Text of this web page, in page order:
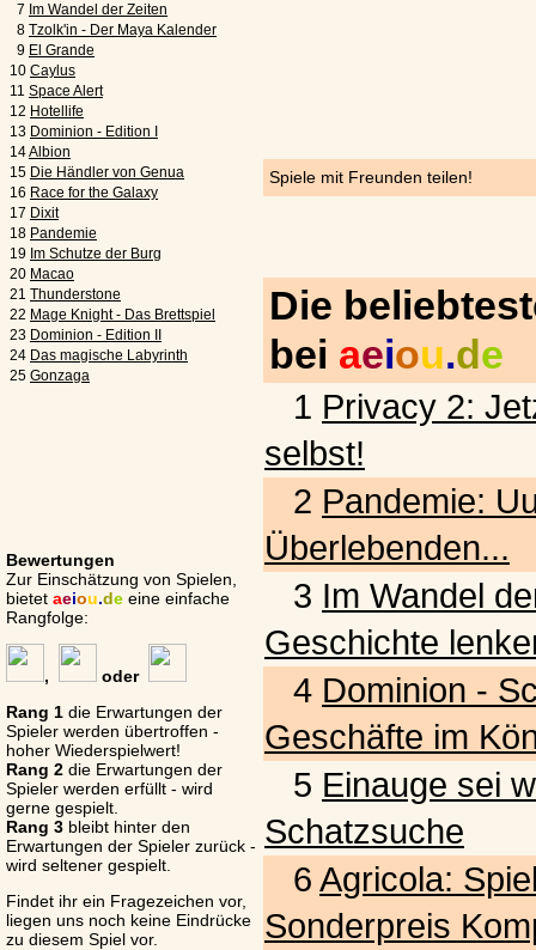
7 Im Wandel der Zeiten
8 Tzolk'in - Der Maya Kalender
9 El Grande
10 Caylus
11 Space Alert
12 Hotellife
13 Dominion - Edition I
14Albion
15 Die Händler von Genua
16 Race for the Galaxy
17 Dixit
18 Pandemie
19 Im Schutze der Burg
20 Macao
21 Thunderstone
22 Mage Knight - Das Brettspiel
23 Dominion - Edition II
24 Das magische Labyrinth
25 Gonzaga
Bewertungen
Zur Einschätzung von Spielen,
bietet aeiou.de eine einfache
Rangfolge:
,
oder
Rang 1 die Erwartungen der
Spieler werden übertroffen -
hoher Wiederspielwert!
Rang 2 die Erwartungen der
Spieler werden erfüllt - wird
gerne gespielt.
Rang 3 bleibt hinter den
Erwartungen der Spieler zurück -
wird seltener gespielt.
Findet ihr ein Fragezeichen vor,
liegen uns noch keine Eindrücke
zu diesem Spiel vor.
Spiele mit Freunden teilen!
Die
bei aeiou.de
1 Privacy 2:
selbst!
2 Pandemie:
Überlebenden...
3 Im Wandel
Geschichte
4 Dominion -
Geschäfte im
5 Einauge sei
Schatzsuche
6 Agricola:
Sonderpreis